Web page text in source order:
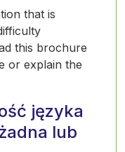
that is
this brochure
or explain the
języka
lub